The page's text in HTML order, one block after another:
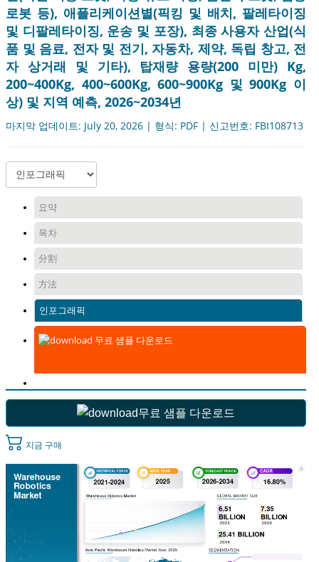
로봇 등), 애플리케이션별(픽킹 및 배치, 팔레타이징
및 디팔레타이징, 운송 및 포장), 최종 사용자 산업(식
품 및 음료, 전자 및 전기, 자동차, 제약, 독립 창고, 전
자 상거래 및 기타), 탑재량 용량(200 미만) Kg,
200~400Kg, 400~600Kg, 600~900Kg 및 900Kg 이
상) 및 지역 예측, 2026~2034년
마지막 업데이트: July 20, 2026 | 형식: PDF | 신고번호: FBI108713
요약
목차
分割
方法
인포그래픽
무료 샘플 다운로드
무료 샘플 다운로드
지금 구매